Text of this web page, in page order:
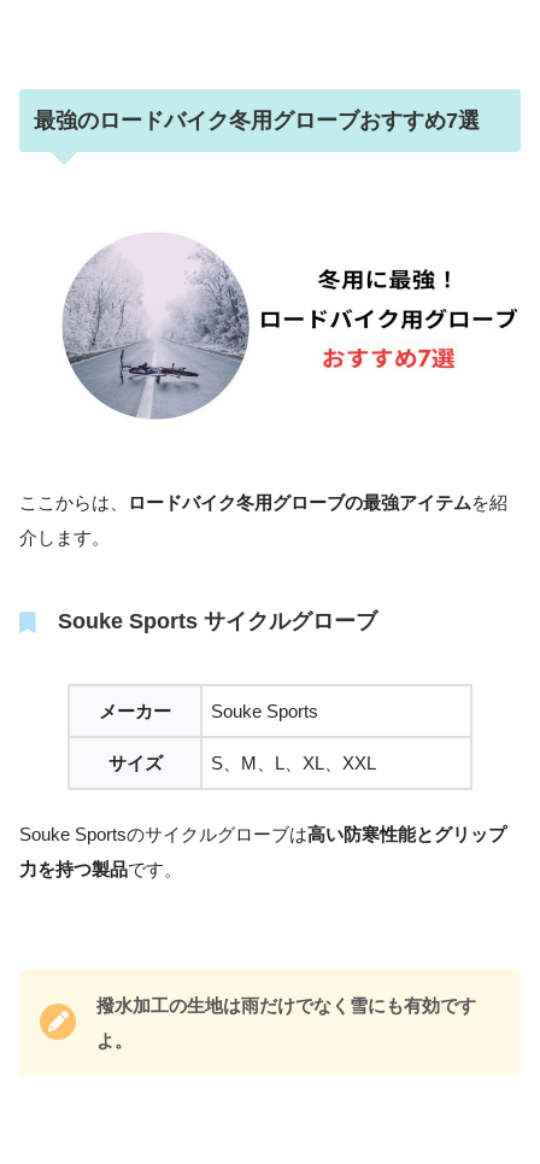
最強のロードバイク冬用グローブおすすめ7選
ここからは、 ロードバイク冬用グローブの最強アイテムを紹
介します。
Souke Sports サイクルグローブ
メーカー Souke Sports
サイズ S、M、L、XL、XXL
Souke Sportsのサイクルグローブは高い防寒性能とグリップ
力を持つ製品です。
撥水加工の生地は雨だけでなく雪にも有効です
よ。